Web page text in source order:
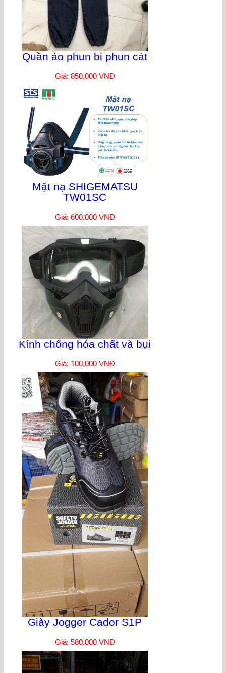
Quần áo phun bi phun cát
Giá: 850,000 VNĐ
Mặt nạ SHIGEMATSU
TW01SC
Giá: 600,000 VNĐ
Kính chống hóa chất và bụi
Giá: 100,000 VNĐ
Giày Jogger Cador S1P
Giá: 580,000 VNĐ